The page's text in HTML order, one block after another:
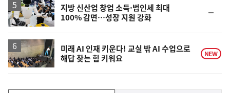
지방 신산업 창업 소득·법인세 최대
100% 감면…성장 지원 강화
일
미래 AI 인재 키운다! 교실 밖 AI 수업으로
해답 찾는 힘 키워요
NEW